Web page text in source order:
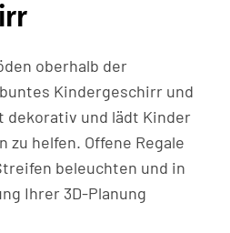
oberhalb der
Kindergeschirr und
dekorativ und lädt Kinder
zu helfen. Offene Regale
beleuchten und in
Ihrer 3D-Planung